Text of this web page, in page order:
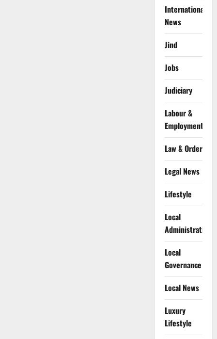
International
News
Jind
Jobs
Judiciary
Labour &
Employment
Law & Order
Legal News
Lifestyle
Local
Administration
Local
Governance
Local News
Luxury
Lifestyle